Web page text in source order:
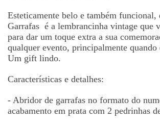
Esteticamente belo e também funcional,
Garrafas é a lembrancinha vintage que
para dar um toque extra a sua comemora
qualquer evento, principalmente quando
Um gift lindo.
Características e detalhes:
- Abridor de garrafas no formato do
acabamento em prata com 2 pedrinhas